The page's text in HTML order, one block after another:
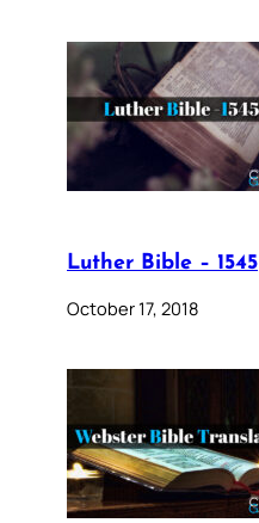
Luther Bible – 1545
October 17, 2018